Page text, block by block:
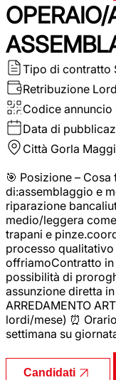
Tipo di contratto
Retribuzione
Codice annuncio
Data di
Città Gorla
🎯 Posizione –
di:assemblaggio e
riparazione
medio/leggera
trapani e
processo
offriamoContratto
possibilità di
assunzione diretta
ARREDAMENTO
lordi/mese) ⏰
settimana su
Candidati